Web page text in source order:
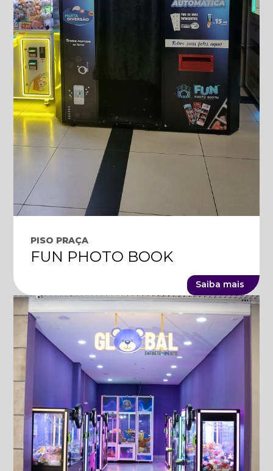
PISO PRAÇA
FUN PHOTO BOOK
Saiba mais